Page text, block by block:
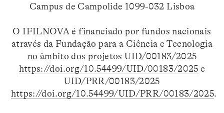
Campus de Campolide 1099-032 Lisboa
O IFILNOVA é financiado por fundos nacionais
através da Fundação para a Ciência e Tecnologia
no âmbito dos projetos UID/00183/2025
https://doi.org/10.54499/UID/00183/2025 e
UID/PRR/00183/2025
https://doi.org/10.54499/UID/PRR/00183/2025.